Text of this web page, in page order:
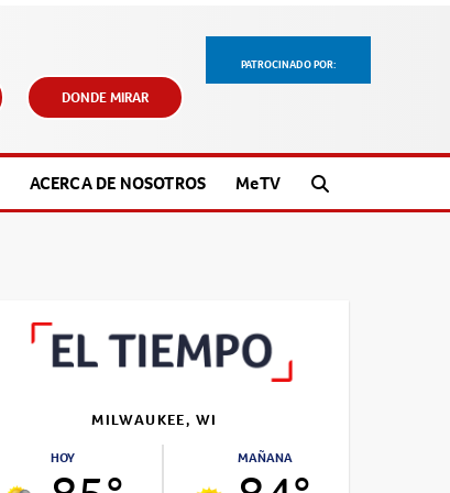
PATROCINADO POR:
DONDE MIRAR
ACERCA DE NOSOTROS MeTV
MILWAUKEE, WI
HOY MAÑANA